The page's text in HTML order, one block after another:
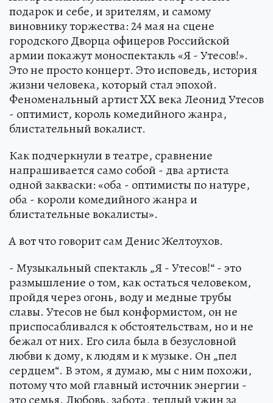
подарок и себе, и зрителям, и самому
виновнику торжества: 24 мая на сцене
городского Дворца офицеров Российской
армии покажут моноспектакль «Я - Утесов!».
Это не просто концерт. Это исповедь, история
жизни человека, который стал эпохой.
Феноменальный артист XX века Леонид Утесов
- оптимист, король комедийного жанра,
блистательный вокалист.
Как подчеркнули в театре, сравнение
напрашивается само собой - два артиста
одной закваски: «оба - оптимисты по натуре,
оба - короли комедийного жанра и
блистательные вокалисты».
А вот что говорит сам Денис Желтоухов.
- Музыкальный спектакль „Я - Утесов!“ - это
размышление о том, как остаться человеком,
пройдя через огонь, воду и медные трубы
славы. Утесов не был конформистом, он не
приспосабливался к обстоятельствам, но и не
бежал от них. Его сила была в безусловной
любви к дому, к людям и к музыке. Он „пел
сердцем“. В этом, я думаю, мы с ним похожи,
потому что мой главный источник энергии -
это семья. Любовь, забота, теплый ужин за